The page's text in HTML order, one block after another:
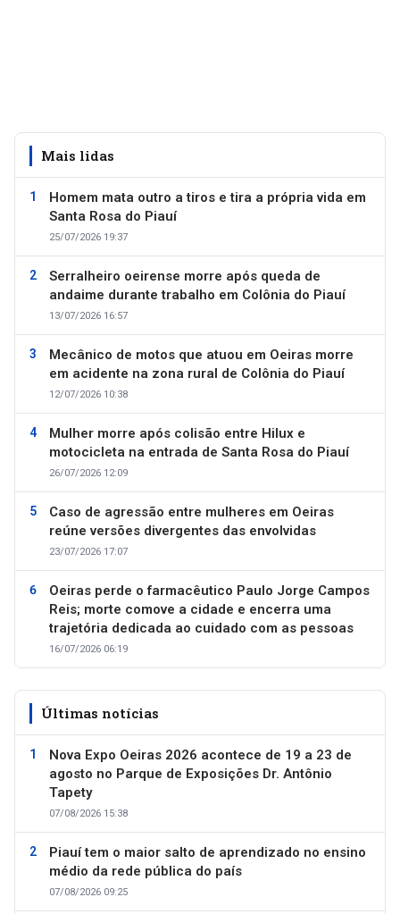
Mais lidas
Homem mata outro a tiros e tira a própria vida em
Santa Rosa do Piauí
25/07/2026 19:37
Serralheiro oeirense morre após queda de
andaime durante trabalho em Colônia do Piauí
13/07/2026 16:57
Mecânico de motos que atuou em Oeiras morre
em acidente na zona rural de Colônia do Piauí
12/07/2026 10:38
Mulher morre após colisão entre Hilux e
motocicleta na entrada de Santa Rosa do Piauí
26/07/2026 12:09
Caso de agressão entre mulheres em Oeiras
reúne versões divergentes das envolvidas
23/07/2026 17:07
Oeiras perde o farmacêutico Paulo Jorge Campos
Reis; morte comove a cidade e encerra uma
trajetória dedicada ao cuidado com as pessoas
16/07/2026 06:19
Últimas notícias
Nova Expo Oeiras 2026 acontece de 19 a 23 de
agosto no Parque de Exposições Dr. Antônio
Tapety
07/08/2026 15:38
Piauí tem o maior salto de aprendizado no ensino
médio da rede pública do país
07/08/2026 09:25